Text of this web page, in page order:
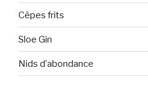
Cèpes frits
Sloe Gin
Nids d’abondance